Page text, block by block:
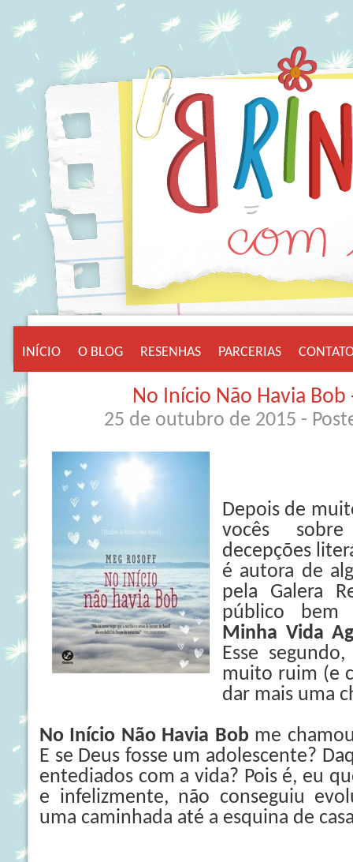
INÍCIO O BLOG RESENHAS PARCERIAS
No Início Não Havia Bob
25 de outubro de 2015 -
Depois de
vocês
decepções
é autora de
pela Galera
público bem
Minha Vida
Esse
muito ruim (e
dar mais uma
No Início Não Havia Bob me
E se Deus fosse um adolescente?
entediados com a vida? Pois é, eu
e infelizmente, não conseguiu
uma caminhada até a esquina de